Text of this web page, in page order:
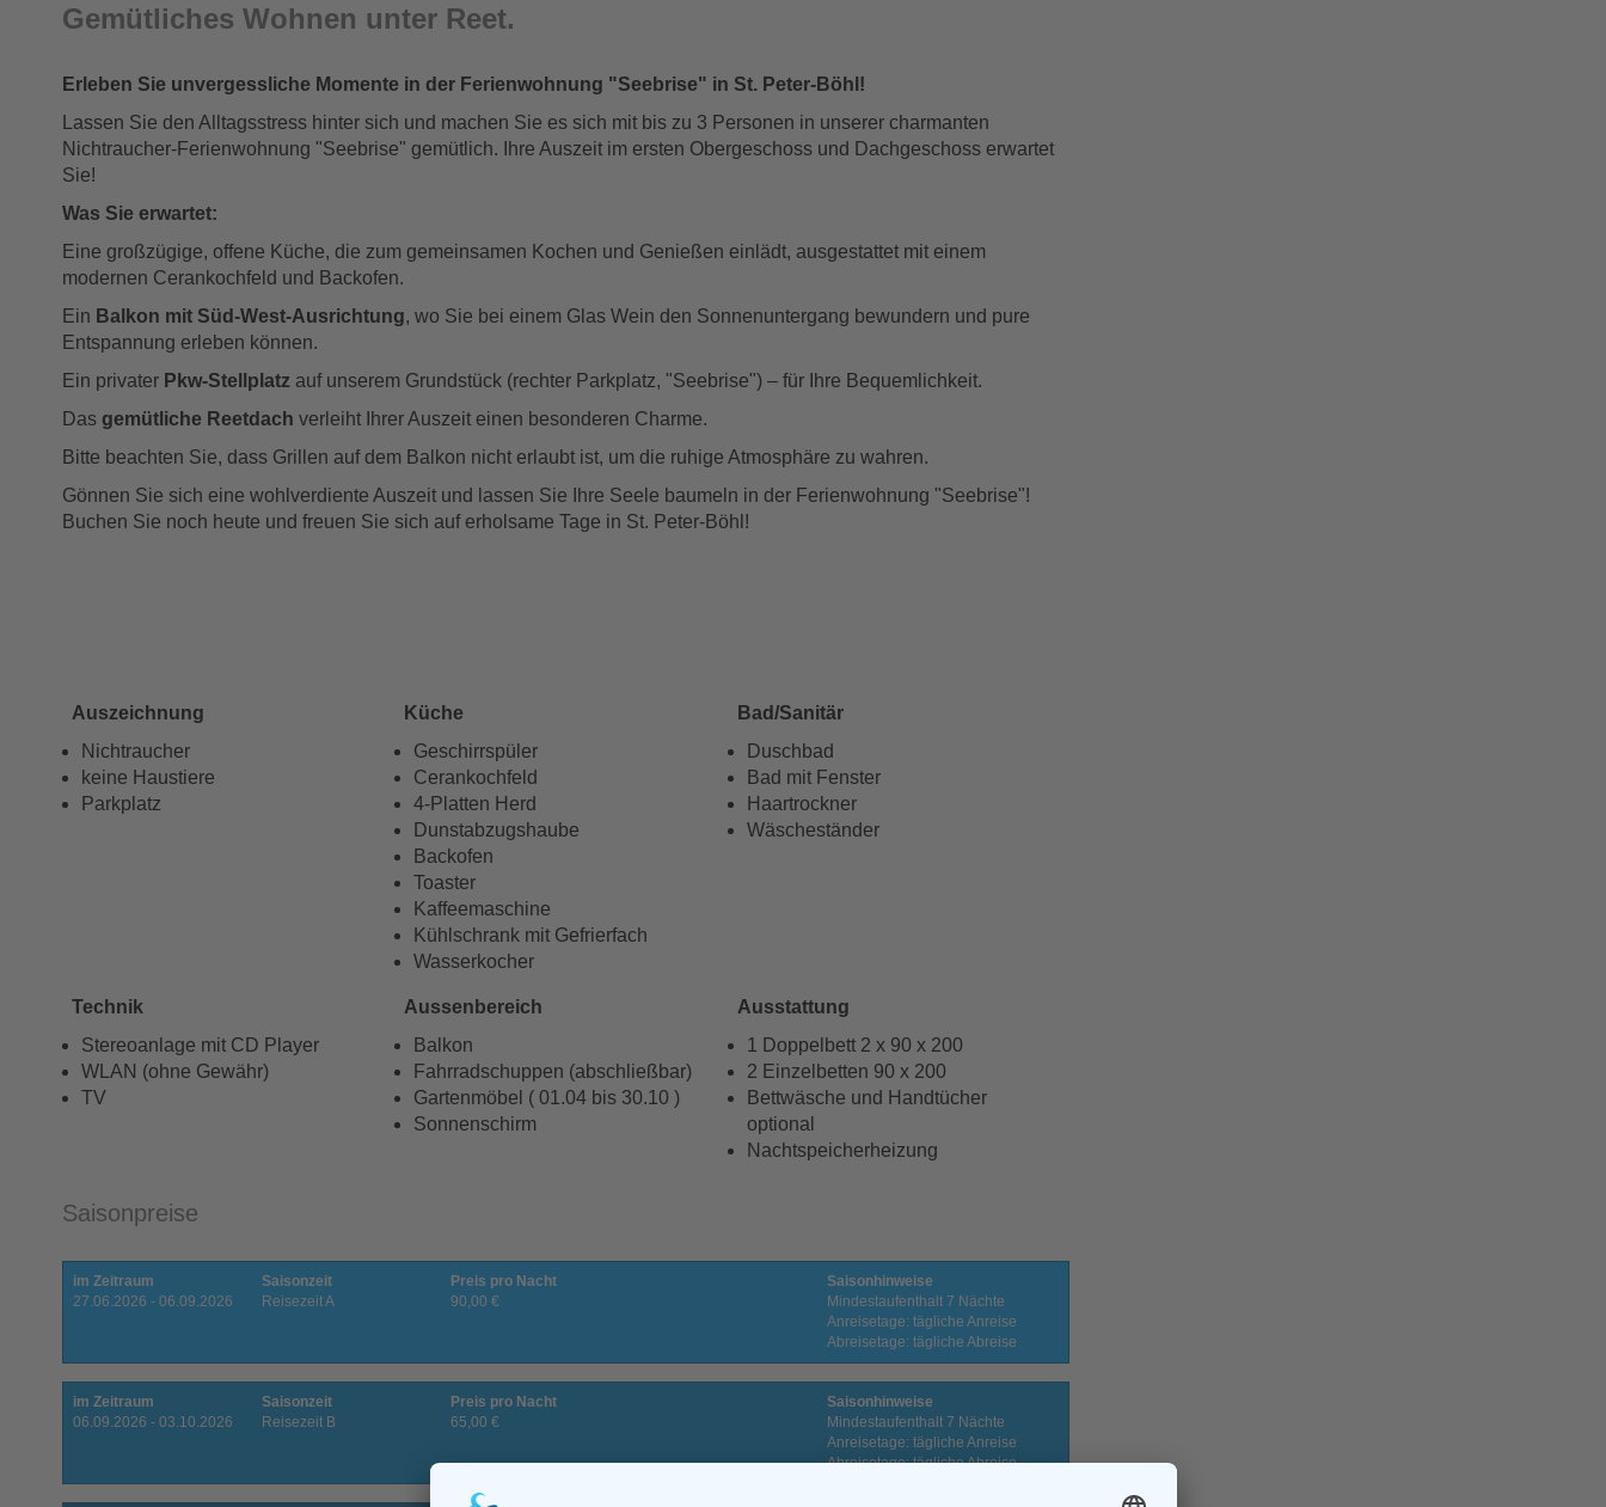
Gemütliches Wohnen unter Reet.
Erleben Sie unvergessliche Momente in der Ferienwohnung "Seebrise" in St. Peter-Böhl!
Lassen Sie den Alltagsstress hinter sich und machen Sie es sich mit bis zu 3 Personen in unserer charmanten
Nichtraucher-Ferienwohnung "Seebrise" gemütlich. Ihre Auszeit im ersten Obergeschoss und Dachgeschoss erwartet
Sie!
Was Sie erwartet:
Eine großzügige, offene Küche, die zum gemeinsamen Kochen und Genießen einlädt, ausgestattet mit einem
modernen Cerankochfeld und Backofen.
Ein Balkon mit Süd-West-Ausrichtung, wo Sie bei einem Glas Wein den Sonnenuntergang bewundern und pure
Entspannung erleben können.
Ein privater Pkw-Stellplatz auf unserem Grundstück (rechter Parkplatz, "Seebrise") – für Ihre Bequemlichkeit.
Dasgemütliche Reetdach verleiht Ihrer Auszeit einen besonderen Charme.
Bitte beachten Sie, dass Grillen auf dem Balkon nicht erlaubt ist, um die ruhige Atmosphäre zu wahren.
Gönnen Sie sich eine wohlverdiente Auszeit und lassen Sie Ihre Seele baumeln in der Ferienwohnung "Seebrise"!
Buchen Sie noch heute und freuen Sie sich auf erholsame Tage in St. Peter-Böhl!
Auszeichnung
Nichtraucher
keine Haustiere
Parkplatz
Küche
Geschirrspüler
Cerankochfeld
4-Platten Herd
Dunstabzugshaube
Backofen
Toaster
Kaffeemaschine
Kühlschrank mit Gefrierfach
Wasserkocher
Bad/Sanitär
Duschbad
Bad mit Fenster
Haartrockner
Wäscheständer
Technik
Stereoanlage mit CD Player
WLAN (ohne Gewähr)
TV
Aussenbereich
Balkon
Fahrradschuppen (abschließbar)
Gartenmöbel ( 01.04 bis 30.10 )
Sonnenschirm
Ausstattung
1 Doppelbett 2 x 90 x 200
2 Einzelbetten 90 x 200
Bettwäsche und Handtücher
optional
Nachtspeicherheizung
Saisonpreise
im Zeitraum
27.06.2026 - 06.09.2026
Saisonzeit
Reisezeit A
Preis pro Nacht
90,00 €
Saisonhinweise
Mindestaufenthalt 7 Nächte
Anreisetage: tägliche Anreise
Abreisetage: tägliche Abreise
im Zeitraum
06.09.2026 - 03.10.2026
Saisonzeit
Reisezeit B
Preis pro Nacht
65,00 €
Saisonhinweise
Mindestaufenthalt 7 Nächte
Anreisetage: tägliche Anreise
Abreisetage: tägliche Abreise